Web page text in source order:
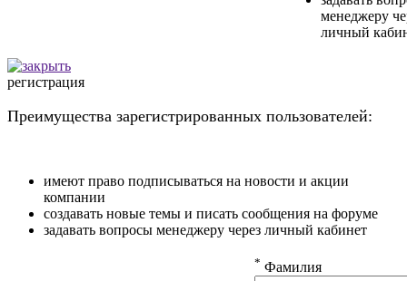
менеджеру
личный
регистрация
Преимущества зарегистрированных пользователей:
имеют право подписываться на новости и акции
компании
создавать новые темы и писать сообщения на форуме
задавать вопросы менеджеру через личный кабинет
* Фамилия